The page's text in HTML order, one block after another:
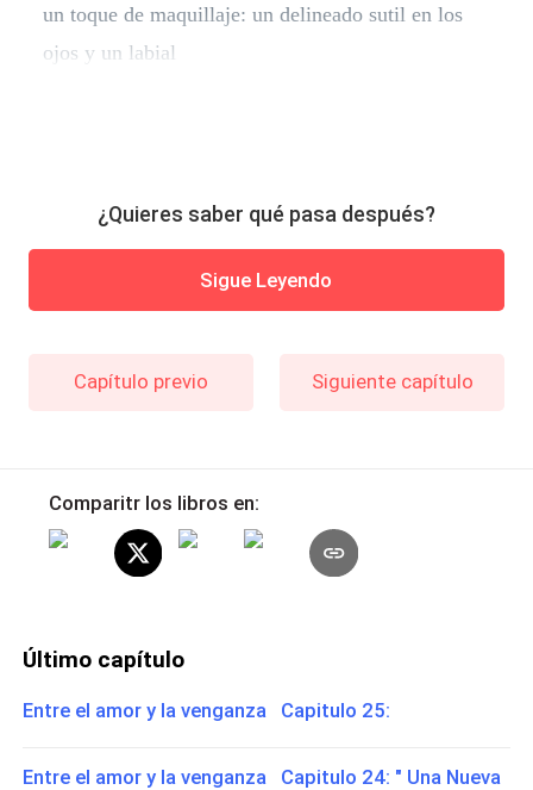
un toque de maquillaje: un delineado sutil en los
ojos y un labial
¿Quieres saber qué pasa después?
Sigue Leyendo
Capítulo previo Siguiente capítulo
Comparitr los libros en:
Último capítulo
Entre el amor y la venganza Capitulo 25:
Entre el amor y la venganza Capitulo 24: " Una Nueva